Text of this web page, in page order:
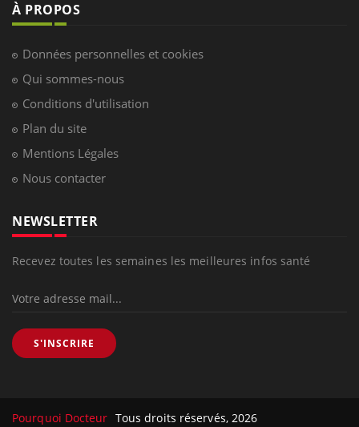
À PROPOS
Données personnelles et cookies
Qui sommes-nous
Conditions d'utilisation
Plan du site
Mentions Légales
Nous contacter
NEWSLETTER
Recevez toutes les semaines les meilleures infos santé
S'INSCRIRE
Pourquoi Docteur Tous droits réservés, 2026